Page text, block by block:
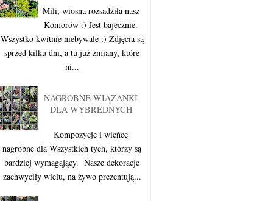
Mili, wiosna rozsadziła nasz
Komorów :) Jest bajecznie.
Wszystko kwitnie niebywale :) Zdjęcia są
sprzed kilku dni, a tu już zmiany, które
ni...
NAGROBNE WIĄZANKI
DLA WYBREDNYCH
Kompozycje i wieńce
nagrobne dla Wszystkich tych, którzy są
bardziej wymagający. Nasze dekoracje
zachwyciły wielu, na żywo prezentują...